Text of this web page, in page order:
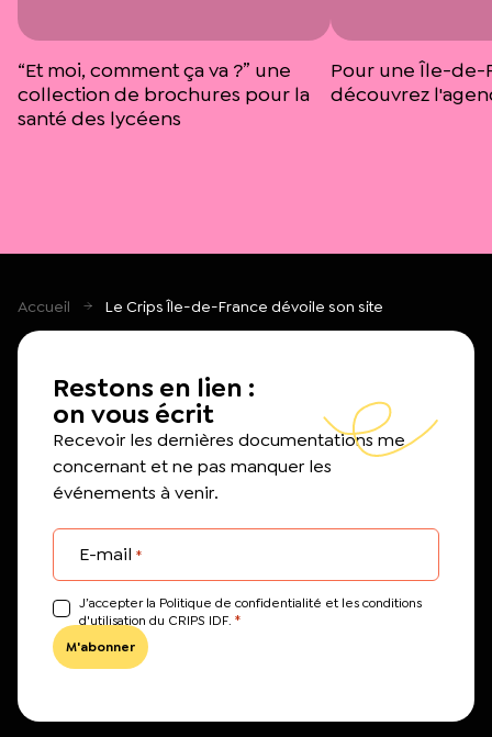
“Et moi, comment ça va ?” une
collection de brochures pour la
santé des lycéens
Pour une Île-de-
découvrez
Accueil Le Crips Île-de-France dévoile son site
Restons en lien :
on vous écrit
Recevoir les dernières documentations me
concernant et ne pas manquer les
événements à venir.
E-mail *
J’accepter la Politique de confidentialité et les conditions
d'utilisation du CRIPS IDF. *